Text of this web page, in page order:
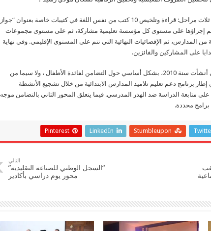
وتقام مسابقة العمران للقراءة على ثلاث مراحل: قراءة وتلخيص 10 كتب من نفس اللغة في كتيبات خاصة بعنوان “جواز
يتم إجراؤها على مستوى كل مؤسسة تعليمية مشاركة، ثم على مستوى مجموعات
المدارس، ثم الإقصائيات النهائية التي تتم على المستوى الإقليمي. وفي نهاية
على المشاركين والفائزين.
ويتمحور عمل مؤسسة العمران التي أنشأت سنة 2010، بشكل أساسي حول التضامن لفائدة الأطفال ، ولا سيما من
برنامج دعم تعليم تلاميذ المدارس الابتدائية من خلال تشجيع الأنشطة
على متابعة الدراسة ضد الهدر المدرسي. فيما يتعلق المحور الثاني بالتضامن موجه
محددة.
Stumbleupon
LinkedIn
Pinterest
التالي
“السجل الوطني للصناعة التقليدية”
محور يوم دراسي بأكادير